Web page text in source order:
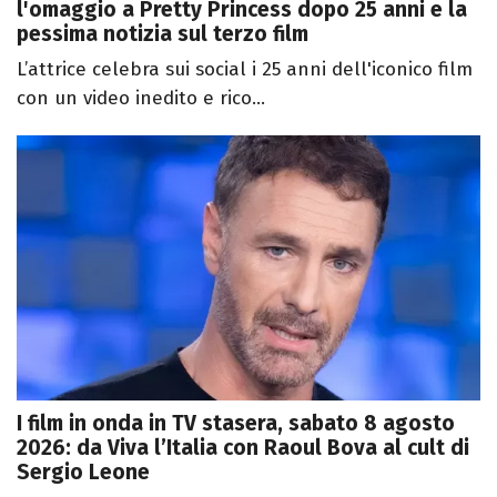
l'omaggio a Pretty Princess dopo 25 anni e la
pessima notizia sul terzo film
L’attrice celebra sui social i 25 anni dell'iconico film
con un video inedito e rico...
I film in onda in TV stasera, sabato 8 agosto
2026: da Viva l’Italia con Raoul Bova al cult di
Sergio Leone